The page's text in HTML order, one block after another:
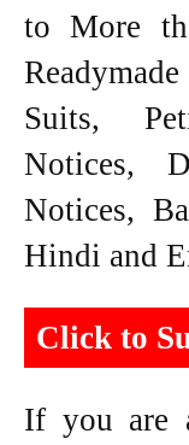
to More
Suits,
Notices,
Notices,
Hindi and
Click to
If you are